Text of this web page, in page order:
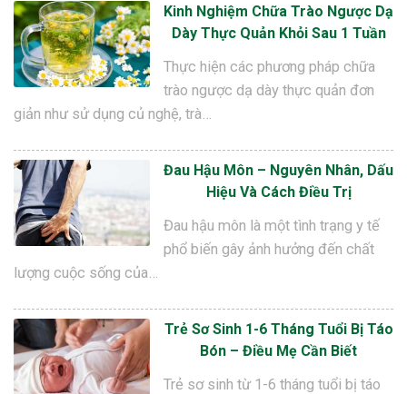
Kinh Nghiệm Chữa Trào Ngược Dạ
Dày Thực Quản Khỏi Sau 1 Tuần
Thực hiện các phương pháp chữa
trào ngược dạ dày thực quản đơn
giản như sử dụng củ nghệ, trà…
Đau Hậu Môn – Nguyên Nhân, Dấu
Hiệu Và Cách Điều Trị
Đau hậu môn là một tình trạng y tế
phổ biến gây ảnh hưởng đến chất
lượng cuộc sống của…
Trẻ Sơ Sinh 1-6 Tháng Tuổi Bị Táo
Bón – Điều Mẹ Cần Biết
Trẻ sơ sinh từ 1-6 tháng tuổi bị táo